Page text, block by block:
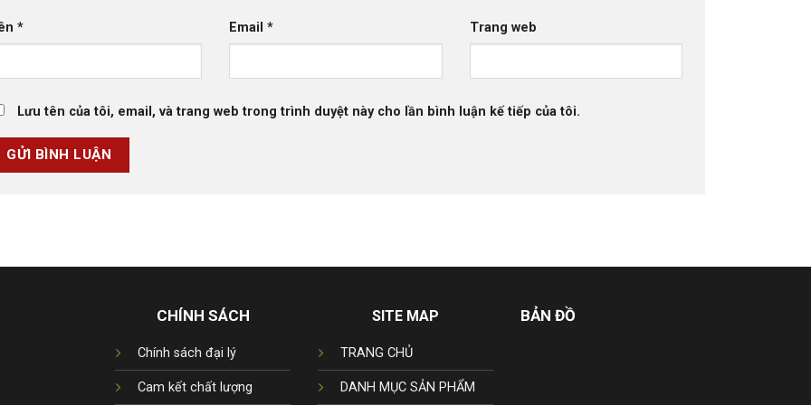
* Email * Trang web
Lưu tên của tôi, email, và trang web trong trình duyệt này cho lần bình luận kế tiếp của tôi.
CHÍNH SÁCH
Chính sách đại lý
Cam kết chất lượng
SITE MAP
TRANG CHỦ
DANH MỤC SẢN PHẨM
BẢN ĐỒ